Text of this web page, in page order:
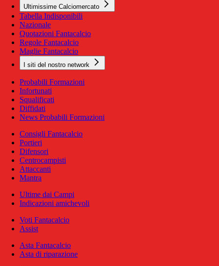
Ultimissime Calciomercato
Tabella Indisponibili
Nazionale
Quotazioni Fantacalcio
Regole Fantacalcio
Maglie Fantacalcio
I siti del nostro network
Probabili Formazioni
Infortunati
Squalificati
Diffidati
News Probabili Formazioni
Consigli Fantacalcio
Portieri
Difensori
Centrocampisti
Attaccanti
Mantra
Ultime dai Campi
Indicazioni amichevoli
Voti Fantacalcio
Assist
Asta Fantacalcio
Asta di riparazione